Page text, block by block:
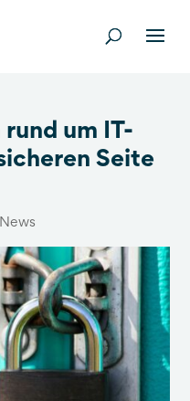
um IT-
Seite